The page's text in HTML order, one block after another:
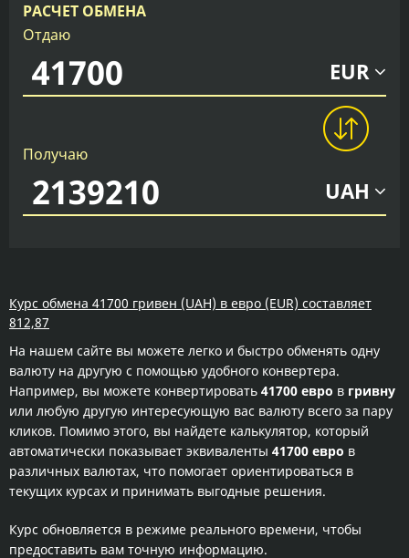
РАСЧЕТ ОБМЕНА
Отдаю
EUR
Получаю
UAH
Курс обмена 41700 гривен (UAH) в евро (EUR) составляет
812,87
На нашем сайте вы можете легко и быстро обменять одну
валюту на другую с помощью удобного конвертера.
Например, вы можете конвертировать 41700 евро в гривну
или любую другую интересующую вас валюту всего за пару
кликов. Помимо этого, вы найдете калькулятор, который
автоматически показывает эквиваленты 41700 евро в
различных валютах, что помогает ориентироваться в
текущих курсах и принимать выгодные решения.
Курс обновляется в режиме реального времени, чтобы
предоставить вам точную информацию.